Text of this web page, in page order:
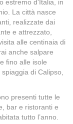
estremo d'Italia, in
La città nasce
realizzate dai
e attrezzato,
alle centinaia di
anche salpare
fino alle isole
di Calipso,
presenti tutte le
bar e ristoranti e
tutto l’anno.